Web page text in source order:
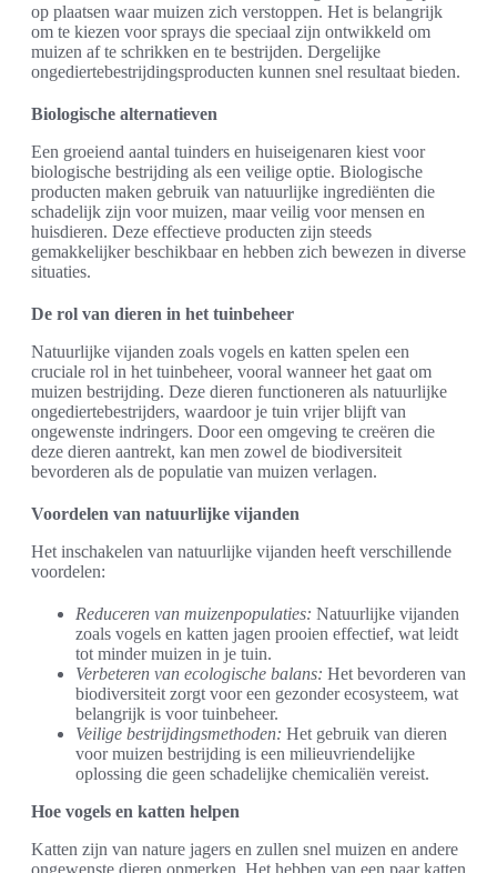
op plaatsen waar muizen zich verstoppen. Het is belangrijk
om te kiezen voor sprays die speciaal zijn ontwikkeld om
muizen af te schrikken en te bestrijden. Dergelijke
ongediertebestrijdingsproducten kunnen snel resultaat bieden.
Biologische alternatieven
Een groeiend aantal tuinders en huiseigenaren kiest voor
biologische bestrijding als een veilige optie. Biologische
producten maken gebruik van natuurlijke ingrediënten die
schadelijk zijn voor muizen, maar veilig voor mensen en
huisdieren. Deze effectieve producten zijn steeds
gemakkelijker beschikbaar en hebben zich bewezen in diverse
situaties.
De rol van dieren in het tuinbeheer
Natuurlijke vijanden zoals vogels en katten spelen een
cruciale rol in het tuinbeheer, vooral wanneer het gaat om
muizen bestrijding. Deze dieren functioneren als natuurlijke
ongediertebestrijders, waardoor je tuin vrijer blijft van
ongewenste indringers. Door een omgeving te creëren die
deze dieren aantrekt, kan men zowel de biodiversiteit
bevorderen als de populatie van muizen verlagen.
Voordelen van natuurlijke vijanden
Het inschakelen van natuurlijke vijanden heeft verschillende
voordelen:
Reduceren van muizenpopulaties: Natuurlijke vijanden
zoals vogels en katten jagen prooien effectief, wat leidt
tot minder muizen in je tuin.
Verbeteren van ecologische balans: Het bevorderen van
biodiversiteit zorgt voor een gezonder ecosysteem, wat
belangrijk is voor tuinbeheer.
Veilige bestrijdingsmethoden: Het gebruik van dieren
voor muizen bestrijding is een milieuvriendelijke
oplossing die geen schadelijke chemicaliën vereist.
Hoe vogels en katten helpen
Katten zijn van nature jagers en zullen snel muizen en andere